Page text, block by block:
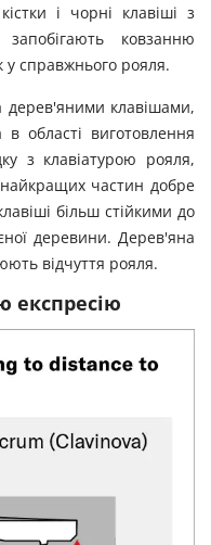
і чорні клавіші з
ковзанню
у справжнього рояля.
дерев'яними клавішами,
області виготовлення
з клавіатурою рояля,
частин добре
більш стійкими до
деревини. Дерев'яна
відчуття рояля.
експресію